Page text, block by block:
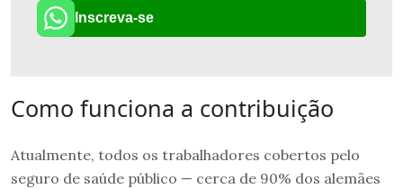
Inscreva-se
Como funciona a contribuição
Atualmente, todos os trabalhadores cobertos pelo
seguro de saúde público — cerca de 90% dos alemães